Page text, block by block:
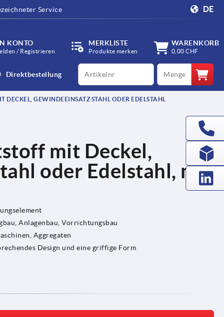
Service DE
KONTO
/ Registrieren
MERKLISTE
Produkte merken
WARENKORB
0,00 CHF
Direktbestellung
productCode qty
DECKEL, GEWINDEEINSATZ STAHL ODER EDELSTAHL
mit Deckel,
oder Edelstahl, mit
Anlagenbau, Vorrichtungsbau
Aggregaten
Design und eine griffige Form